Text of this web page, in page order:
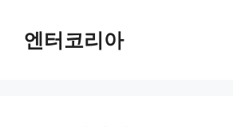
엔터코리아